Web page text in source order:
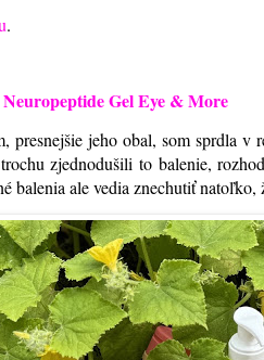
.
Gel Eye & More
presnejšie jeho obal, som sprdla v
zjednodušili to balenie,
balenia ale vedia znechutiť